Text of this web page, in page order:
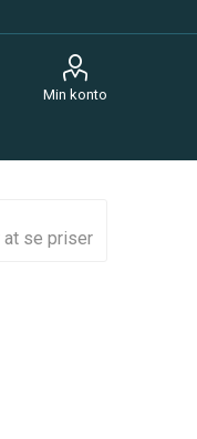
Min konto
se priser